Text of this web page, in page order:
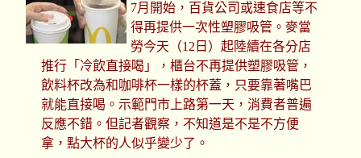
7月開始，百貨公司或速食店等不
得再提供一次性塑膠吸管。麥當
勞今天（12日）起陸續在各分店
推行「冷飲直接喝」，櫃台不再提供塑膠吸管，
飲料杯改為和咖啡杯一樣的杯蓋，只要靠著嘴巴
就能直接喝。示範門市上路第一天，消費者普遍
反應不錯。但記者觀察，不知道是不是不方便
拿，點大杯的人似乎變少了。